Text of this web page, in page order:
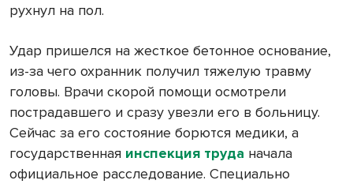
рухнул на пол.
Удар пришелся на жесткое бетонное основание,
из-за чего охранник получил тяжелую травму
головы. Врачи скорой помощи осмотрели
пострадавшего и сразу увезли его в больницу.
Сейчас за его состояние борются медики, а
государственная инспекция труда начала
официальное расследование. Специально